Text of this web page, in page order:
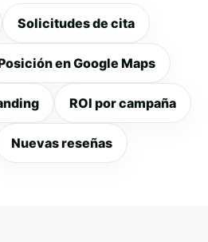
Solicitudes de cita
en Google Maps
ROI por campaña
Nuevas reseñas